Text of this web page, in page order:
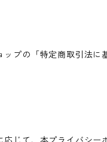
プの「特定商取引法に